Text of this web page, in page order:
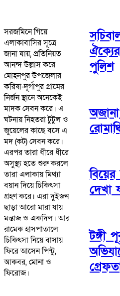
সরজমিনে গিয়ে
এলাকাবাসির সূত্রে
জানা যায়, প্রতিনিয়ত
আনন্দ উল্লাস করে
মোহনপুর উপজেলার
করিষা-দূর্গাপুর গ্রামের
নির্জন স্থানে অনেকেই
মাদক সেবন করে। এ
ঘটনায় নিহতরা টুটুল ও
জুয়েলের কাছে বসে এ
মদ (কট) সেবন করে।
এরপর তারা ধীরে ধীরে
অসুস্থ্য হতে শুরু করলে
তারা এলাকায় মিথ্যা
বয়ান দিয়ে চিকিৎসা
গ্রহণ করে। এরা দুইজন
ছাড়া আরো মারা যায়
মন্তাজ ও একদিল। আর
রামেক হাসপাতালে
চিকিৎসা নিয়ে বাসায়
ফিরে আসেন পিন্টু,
আকবর, মোনা ও
ফিরোজ।
পুলিশ
দেখা
টঙ্গী